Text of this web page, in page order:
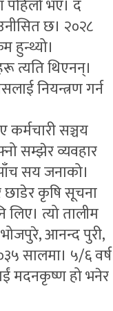
पहिलो भए। द
छ। २०२८
हुन्थ्यो।
त्यति थिएनन्।
नियन्त्रण गर्न
कर्मचारी सञ्चय
सम्झेर व्यवहार
सय जनाको।
छाडेर कृषि सूचना
त्यो तालीम
आनन्द पुरी,
सालमा। ५/६ वर्ष
मदनकृष्ण हो भनेर